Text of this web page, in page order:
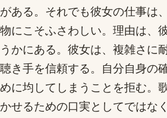
がある。それでも彼女の仕事は
物にこそふさわしい。理由は、
うかにある。彼女は、複雑さに
聴き手を信頼する。自分自身の
めに均してしまうことを拒む。
かせるための口実としてではな